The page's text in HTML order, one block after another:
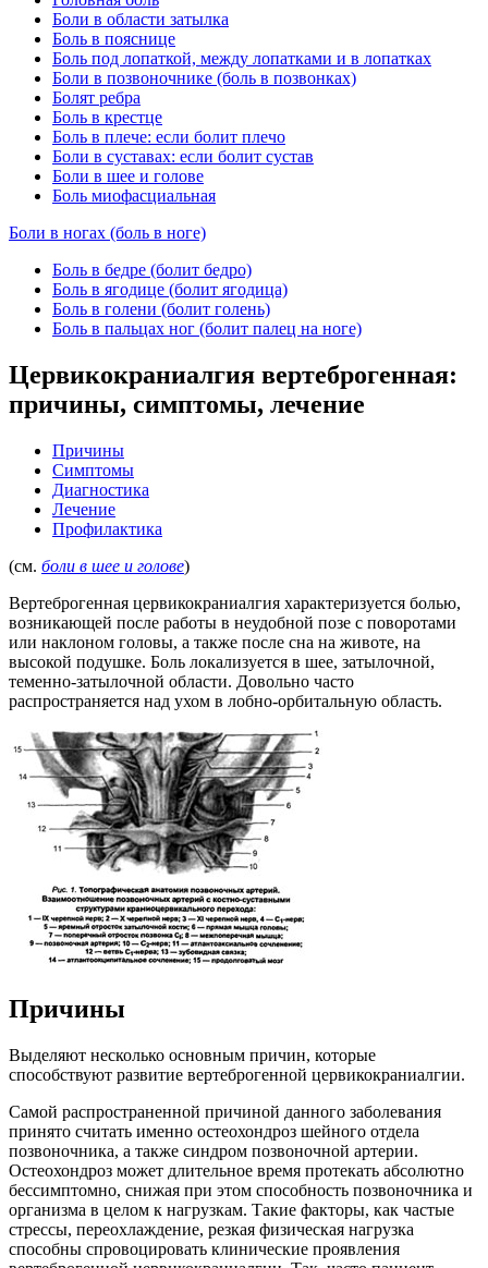
Боли в области затылка
Боль в пояснице
Боль под лопаткой, между лопатками и в лопатках
Боли в позвоночнике (боль в позвонках)
Болят ребра
Боль в крестце
Боль в плече: если болит плечо
Боли в суставах: если болит сустав
Боли в шее и голове
Боль миофасциальная
Боли в ногах (боль в ноге)
Боль в бедре (болит бедро)
Боль в ягодице (болит ягодица)
Боль в голени (болит голень)
Боль в пальцах ног (болит палец на ноге)
Цервикокраниалгия вертеброгенная:
причины, симптомы, лечение
Причины
Симптомы
Диагностика
Лечение
Профилактика
(см. боли в шее и голове)
Вертеброгенная цервикокраниалгия характеризуется болью,
возникающей после работы в неудобной позе с поворотами
или наклоном головы, а также после сна на животе, на
высокой подушке. Боль локализуется в шее, затылочной,
теменно-затылочной области. Довольно часто
распространяется над ухом в лобно-орбитальную область.
Причины
Выделяют несколько основным причин, которые
способствуют развитие вертеброгенной цервикокраниалгии.
Самой распространенной причиной данного заболевания
принято считать именно остеохондроз шейного отдела
позвоночника, а также синдром позвоночной артерии.
Остеохондроз может длительное время протекать абсолютно
бессимптомно, снижая при этом способность позвоночника и
организма в целом к нагрузкам. Такие факторы, как частые
стрессы, переохлаждение, резкая физическая нагрузка
способны спровоцировать клинические проявления